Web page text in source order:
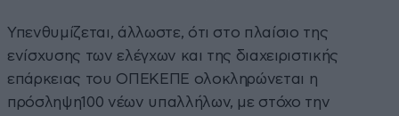
Υπενθυμίζεται, άλλωστε, ότι στο πλαίσιο της
ενίσχυσης των ελέγχων και της διαχειριστικής
επάρκειας του ΟΠΕΚΕΠΕ ολοκληρώνεται η
πρόσληψη100 νέων υπαλλήλων, με στόχο την